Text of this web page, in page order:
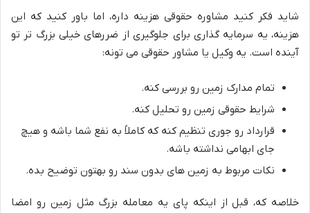
شاید فکر کنید مشاوره حقوقی هزینه داره، اما باور کنید که این
هزینه، یه سرمایه گذاری برای جلوگیری از ضررهای خیلی بزرگ تر تو
آینده است. یه وکیل یا مشاور حقوقی می تونه:
تمام مدارک زمین رو بررسی کنه.
شرایط حقوقی زمین رو تحلیل کنه.
قرارداد رو جوری تنظیم کنه که کاملاً به نفع شما باشه و هیچ
جای ابهامی نداشته باشه.
نکات مربوط به زمین های بدون سند رو بهتون توضیح بده.
خلاصه که، قبل از اینکه پای یه معامله بزرگ مثل زمین رو امضا